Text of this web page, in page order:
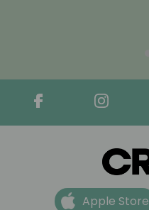
Apple Store